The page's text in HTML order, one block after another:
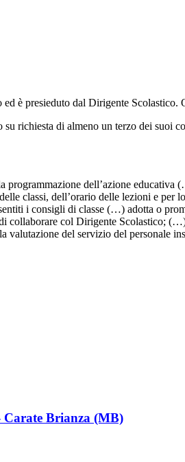
è presieduto dal Dirigente Scolastico.
richiesta di almeno un terzo dei suoi
dell’azione educativa
classi, dell’orario delle lezioni e
i consigli di classe (…) adotta o
col Dirigente Scolastico;
del servizio del personale
Carate Brianza (MB)